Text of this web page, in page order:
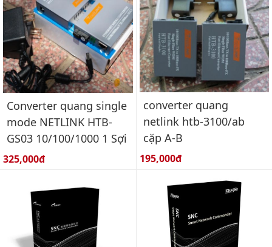
Converter quang single
mode NETLINK HTB-
GS03 10/100/1000 1 Sợi
Giá bán:
325,000đ
converter quang
netlink htb-3100/ab
cặp A-B
Giá bán:
195,000đ